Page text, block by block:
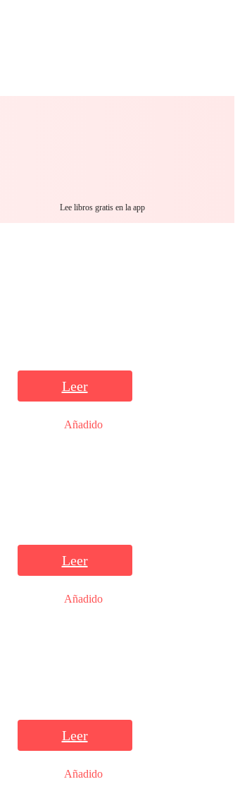
Lee libros gratis en la app
Leer
Añadido
Leer
Añadido
Leer
Añadido